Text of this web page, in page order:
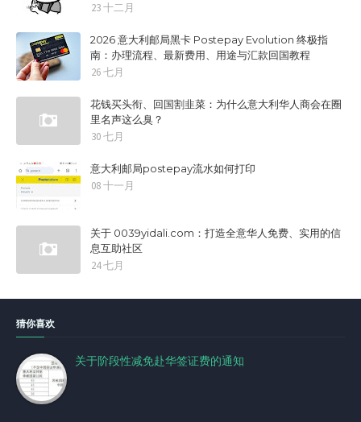
23 十二月
2026 意大利邮局黑卡 Postepay Evolution 终极指
南：办理流程、最新费用、用途与汇款回国教程
26 七月
花钱买头衔、回国割韭菜：为什么意大利华人商会在圈
里名声这么臭？
30 七月
意大利邮局postepay流水如何打印
08 十一月
关于 0039yidali.com：打造全意华人免费、实用的信
息互助社区
24 七月
猜你喜欢
关于阶段性减免赴华签证费的通知